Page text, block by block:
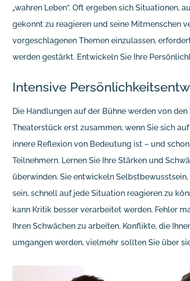
„wahren Leben“. Oft ergeben sich
gekonnt zu reagieren und seine Mitmenschen
vorgeschlagenen Themen einzulassen,
werden gestärkt. Entwickeln Sie Ihre
Intensive
Die Handlungen auf der Bühne werden von
Theaterstück erst zusammen, wenn Sie sich
innere Reflexion von Bedeutung ist – und
Teilnehmern. Lernen Sie Ihre Stärken und
überwinden. Sie entwickeln
sein, schnell auf jede Situation reagieren zu
kann Kritik besser verarbeitet werden. Fehler
Ihren Schwächen zu arbeiten. Konflikte, die
umgangen werden, vielmehr sollten Sie über